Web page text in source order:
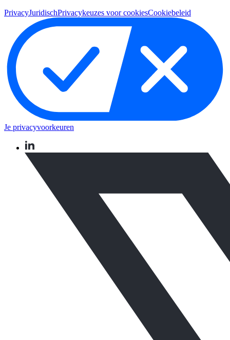
PrivacyJuridischPrivacykeuzes voor cookiesCookiebeleid
Je privacyvoorkeuren